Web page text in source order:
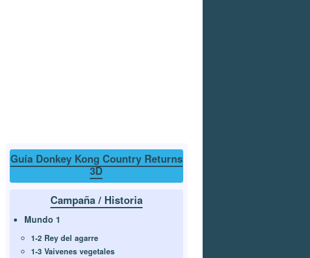
Guía Donkey Kong Country Returns
3D
Campaña / Historia
Mundo 1
1-2 Rey del agarre
1-3 Vaivenes vegetales